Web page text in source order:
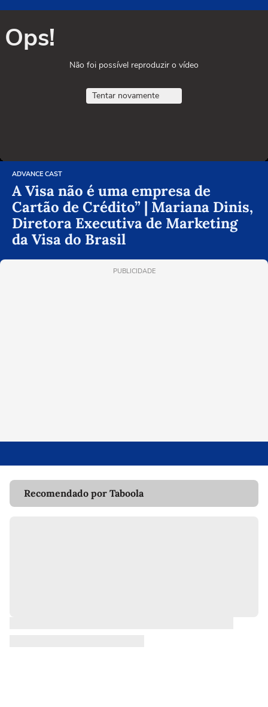
Ops!
Não foi possível reproduzir o vídeo
Tentar novamente
ADVANCE CAST
A Visa não é uma empresa de
Cartão de Crédito” | Mariana Dinis,
Diretora Executiva de Marketing
da Visa do Brasil
PUBLICIDADE
Recomendado por Taboola